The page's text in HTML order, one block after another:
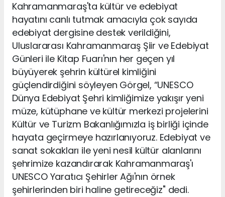
Kahramanmaraş'ta kültür ve edebiyat
hayatını canlı tutmak amacıyla çok sayıda
edebiyat dergisine destek verildiğini,
Uluslararası Kahramanmaraş Şiir ve Edebiyat
Günleri ile Kitap Fuarı'nın her geçen yıl
büyüyerek şehrin kültürel kimliğini
güçlendirdiğini söyleyen Görgel, “UNESCO
Dünya Edebiyat Şehri kimliğimize yakışır yeni
müze, kütüphane ve kültür merkezi projelerini
Kültür ve Turizm Bakanlığımızla iş birliği içinde
hayata geçirmeye hazırlanıyoruz. Edebiyat ve
sanat sokakları ile yeni nesil kültür alanlarını
şehrimize kazandırarak Kahramanmaraş'ı
UNESCO Yaratıcı Şehirler Ağı'nın örnek
şehirlerinden biri haline getireceğiz" dedi.